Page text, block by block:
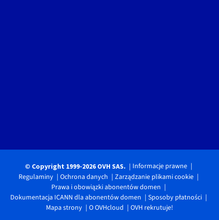
© Copyright 1999-2026 OVH SAS.
Informacje prawne
Regulaminy
Ochrona danych
Zarządzanie plikami cookie
Prawa i obowiązki abonentów domen
Dokumentacja ICANN dla abonentów domen
Sposoby płatności
Mapa strony
O OVHcloud OVH rekrutuje!